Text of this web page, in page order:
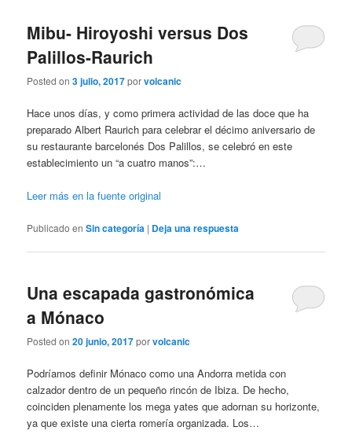
Mibu- Hiroyoshi versus Dos
Palillos-Raurich
Posted on3 julio, 2017porvolcanic
Hace unos días, y como primera actividad de las doce que ha
preparado Albert Raurich para celebrar el décimo aniversario de
su restaurante barcelonés Dos Palillos, se celebró en este
establecimiento un “a cuatro manos”:…
Leer más en la fuente original
Publicado en Sin categoría | Deja una respuesta
Una escapada gastronómica
a Mónaco
Posted on20 junio, 2017porvolcanic
Podríamos definir Mónaco como una Andorra metida con
calzador dentro de un pequeño rincón de Ibiza. De hecho,
coinciden plenamente los mega yates que adornan su horizonte,
ya que existe una cierta romería organizada. Los…